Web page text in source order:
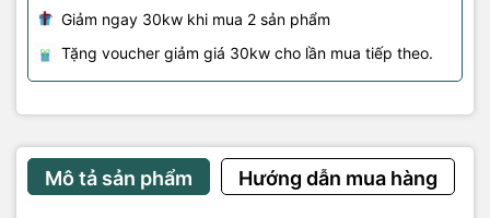
Giảm ngay 30kw khi mua 2 sản phẩm
Tặng voucher giảm giá 30kw cho lần mua tiếp theo.
Mô tả sản phẩm Hướng dẫn mua hàng